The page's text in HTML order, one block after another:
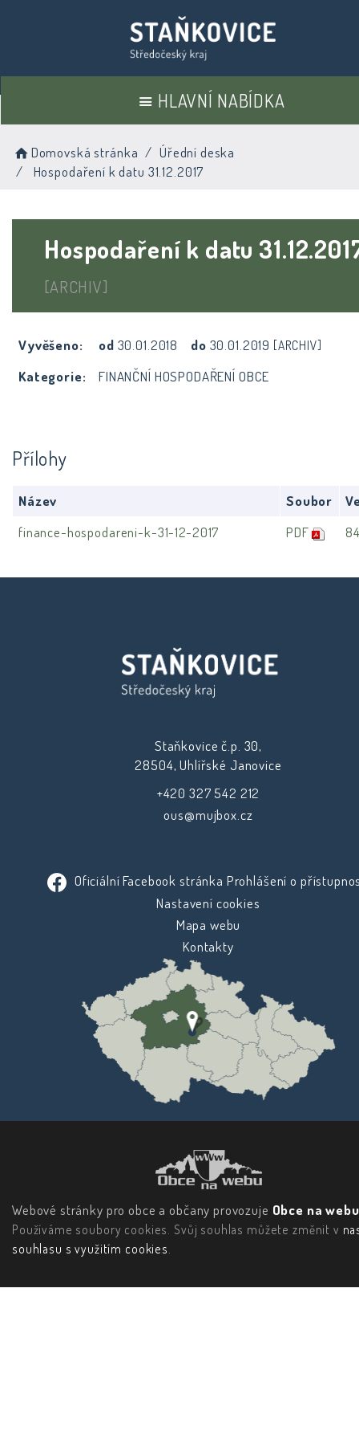
HLAVNÍ NABÍDKA
Domovská stránka
Úřední deska
Hospodaření k datu 31.12.2017
Hospodaření k datu
[ARCHIV]
Vyvěšeno: od 30.01.2018 do 30.01.2019 [ARCHIV]
Kategorie: FINANČNÍ HOSPODAŘENÍ OBCE
Přílohy
Název Soubor
finance-hospodareni-k-31-12-2017
PDF
Staňkovice č.p. 30,
28504, Uhlířské Janovice
+420 327 542 212
ous@mujbox.cz
Oficiální Facebook stránka Prohlášení o
Nastavení cookies
Mapa webu
Kontakty
Webové stránky pro obce a občany provozuje Obce na
Používáme soubory cookies. Svůj souhlas můžete změnit v
souhlasu s využitím cookies